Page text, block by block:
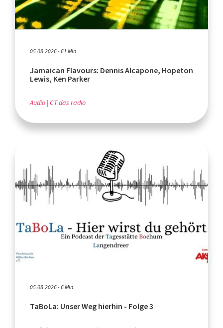
05.08.2026 - 61 Min.
Jamaican Flavours: Dennis Alcapone, Hopeton
Lewis, Ken Parker
Audio CT das radio
05.08.2026 - 6 Min.
TaBoLa: Unser Weg hierhin - Folge 3